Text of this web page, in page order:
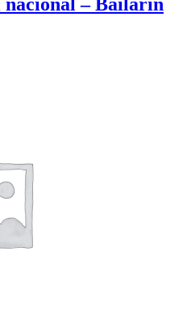
nacional – Bailarin